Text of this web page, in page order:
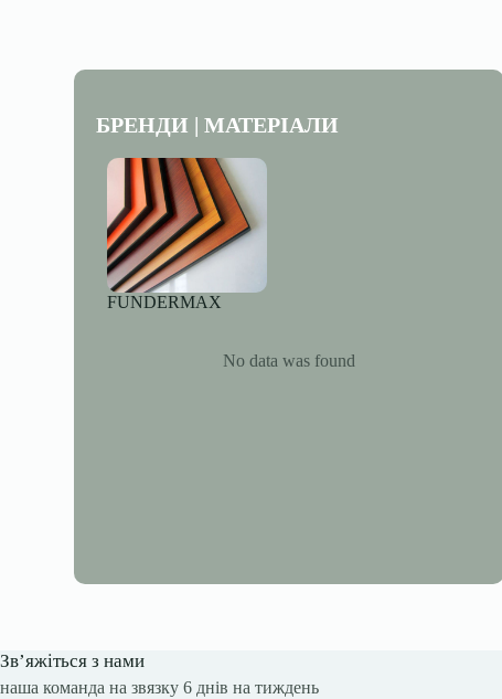
БРЕНДИ | МАТЕРІАЛИ
FUNDERMAX
No data was found
Зв’яжіться з нами
наша команда на звязку 6 днів на тиждень